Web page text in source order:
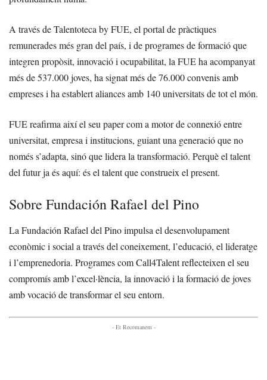
A través de Talentoteca by FUE, el portal de pràctiques
remunerades més gran del país, i de programes de formació que
integren propòsit, innovació i ocupabilitat, la FUE ha acompanyat
més de 537.000 joves, ha signat més de 76.000 convenis amb
empreses i ha establert aliances amb 140 universitats de tot el món.
FUE reafirma així el seu paper com a motor de connexió entre
universitat, empresa i institucions, guiant una generació que no
només s’adapta, sinó que lidera la transformació. Perquè el talent
del futur ja és aquí: és el talent que construeix el present.
Sobre Fundación Rafael del Pino
La Fundación Rafael del Pino impulsa el desenvolupament
econòmic i social a través del coneixement, l’educació, el lideratge
i l’emprenedoria. Programes com Call4Talent reflecteixen el seu
compromís amb l’excel·lència, la innovació i la formació de joves
amb vocació de transformar el seu entorn.
- Et Recomanem -